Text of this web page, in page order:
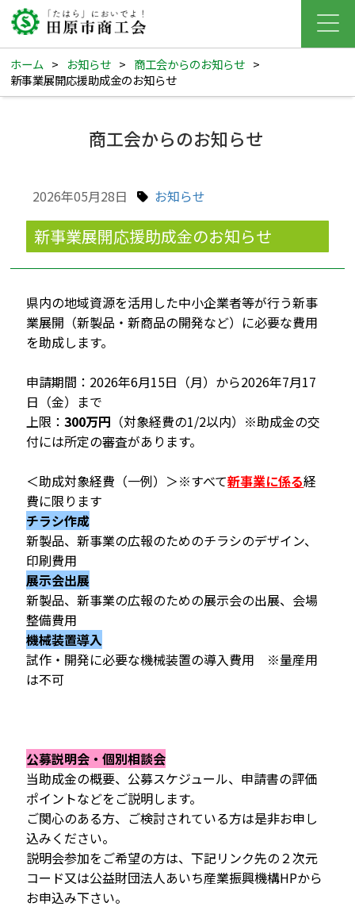
ホーム > お知らせ > 商工会からのお知らせ >
新事業展開応援助成金のお知らせ
商工会からのお知らせ
2026年05月28日 お知らせ
新事業展開応援助成金のお知らせ
県内の地域資源を活用した中小企業者等が行う新事
業展開（新製品・新商品の開発など）に必要な費用
を助成します。
申請期間：2026年6月15日（月）から2026年7月17
日（金）まで
上限：300万円 （対象経費の1/2以内）※助成金の交
付には所定の審査があります。
＜助成対象経費（一例）＞※すべて新事業に係る経
費に限ります
チラシ作成
新製品、新事業の広報のためのチラシのデザイン、
印刷費用
展示会出展
新製品、新事業の広報のための展示会の出展、会場
整備費用
機械装置導入
試作・開発に必要な機械装置の導入費用 ※量産用
は不可
公募説明会・個別相談会
当助成金の概要、公募スケジュール、申請書の評価
ポイントなどをご説明します。
ご関心のある方、ご検討されている方は是非お申し
込みください。
説明会参加をご希望の方は、下記リンク先の２次元
コード又は公益財団法人あいち産業振興機構HPから
お申込み下さい。